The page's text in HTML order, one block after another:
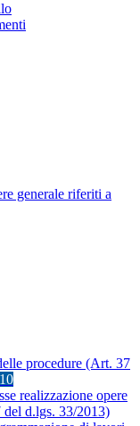
generale riferiti a
procedure (Art. 37
10
realizzazione opere
d.lgs. 33/2013)